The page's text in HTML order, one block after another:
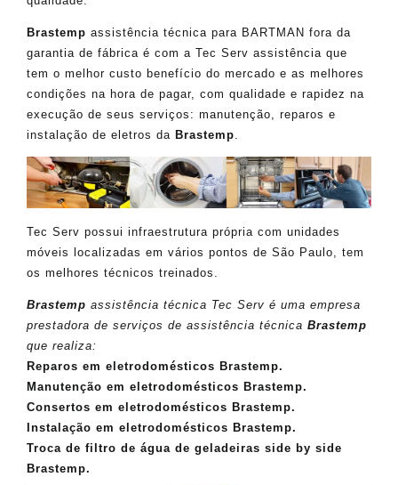
Brastemp assistência técnica para BARTMAN fora da
garantia de fábrica é com a Tec Serv assistência que
tem o melhor custo benefício do mercado e as melhores
condições na hora de pagar, com qualidade e rapidez na
execução de seus serviços: manutenção, reparos e
instalação de eletros da Brastemp.
Tec Serv possui infraestrutura própria com unidades
móveis localizadas em vários pontos de São Paulo, tem
os melhores técnicos treinados.
Brastemp assistência técnica Tec Serv é uma empresa
prestadora de serviços de assistência técnica Brastemp
que realiza:
Reparos em eletrodomésticos Brastemp.
Manutenção em eletrodomésticos Brastemp.
Consertos em eletrodomésticos Brastemp.
Instalação em eletrodomésticos Brastemp.
Troca de filtro de água de geladeiras side by side
Brastemp.